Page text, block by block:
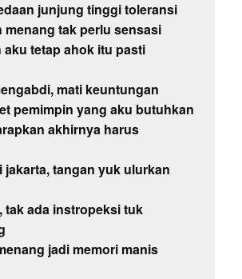
junjung tinggi toleransi
menang tak perlu sensasi
tetap ahok itu pasti
mati keuntungan
pemimpin yang aku butuhkan
akhirnya harus
jakarta, tangan yuk ulurkan
tak ada instropeksi tuk
jadi memori manis